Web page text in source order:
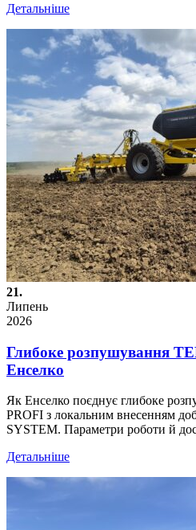
Детальніше
21.
Липень
2026
Глибоке розпушування
Енселко
Як Енселко поєднує глибоке
PROFI з локальним внесенням
SYSTEM. Параметри роботи й
Детальніше